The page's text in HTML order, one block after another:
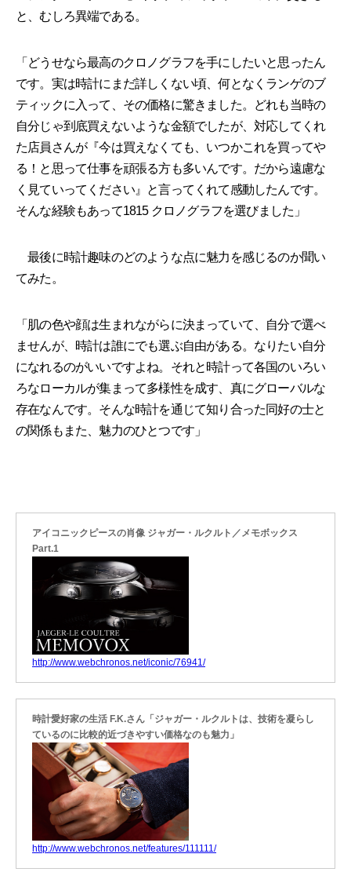
と、むしろ異端である。
「どうせなら最高のクロノグラフを手にしたいと思ったん
です。実は時計にまだ詳しくない頃、何となくランゲのブ
ティックに入って、その価格に驚きました。どれも当時の
自分じゃ到底買えないような金額でしたが、対応してくれ
た店員さんが『今は買えなくても、いつかこれを買ってや
る！と思って仕事を頑張る方も多いんです。だから遠慮な
く見ていってください』と言ってくれて感動したんです。
そんな経験もあって1815 クロノグラフを選びました」
最後に時計趣味のどのような点に魅力を感じるのか聞い
てみた。
「肌の色や顔は生まれながらに決まっていて、自分で選べ
ませんが、時計は誰にでも選ぶ自由がある。なりたい自分
になれるのがいいですよね。それと時計って各国のいろい
ろなローカルが集まって多様性を成す、真にグローバルな
存在なんです。そんな時計を通じて知り合った同好の士と
の関係もまた、魅力のひとつです」
アイコニックピースの肖像 ジャガー・ルクルト／メモボックス
Part.1
http://www.webchronos.net/iconic/76941/
時計愛好家の生活 F.K.さん「ジャガー・ルクルトは、技術を凝らし
ているのに比較的近づきやすい価格なのも魅力」
http://www.webchronos.net/features/111111/